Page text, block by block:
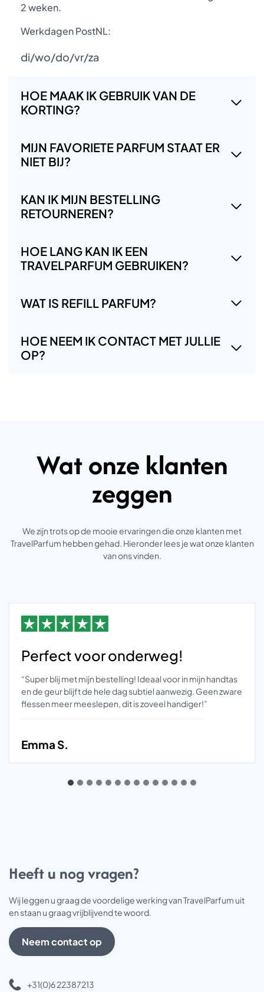
2 weken.
Werkdagen PostNL:
di/wo/do/vr/za
HOE MAAK IK GEBRUIK VAN DE
KORTING?
MIJN FAVORIETE PARFUM STAAT ER
NIET BIJ?
KAN IK MIJN BESTELLING
RETOURNEREN?
HOE LANG KAN IK EEN
TRAVELPARFUM GEBRUIKEN?
WAT IS REFILL PARFUM?
HOE NEEM IK CONTACT MET JULLIE
OP?
Wat onze klanten
zeggen
We zijn trots op de mooie ervaringen die onze klanten met
TravelParfum hebben gehad. Hieronder lees je wat onze klanten
van ons vinden.
Perfect voor onderweg!
“Super blij met mijn bestelling! Ideaal voor in mijn handtas
en de geur blijft de hele dag subtiel aanwezig. Geen zware
flessen meer meeslepen, dit is zoveel handiger!”
Emma S.
Heeft u nog vragen?
Wij leggen u graag de voordelige werking van TravelParfum uit
en staan u graag vrijblijvend te woord.
Neem contact op
+31(0)6 22387213